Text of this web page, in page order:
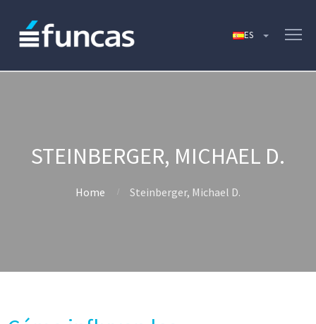
STEINBERGER, MICHAEL D.
Home Steinberger, Michael D.